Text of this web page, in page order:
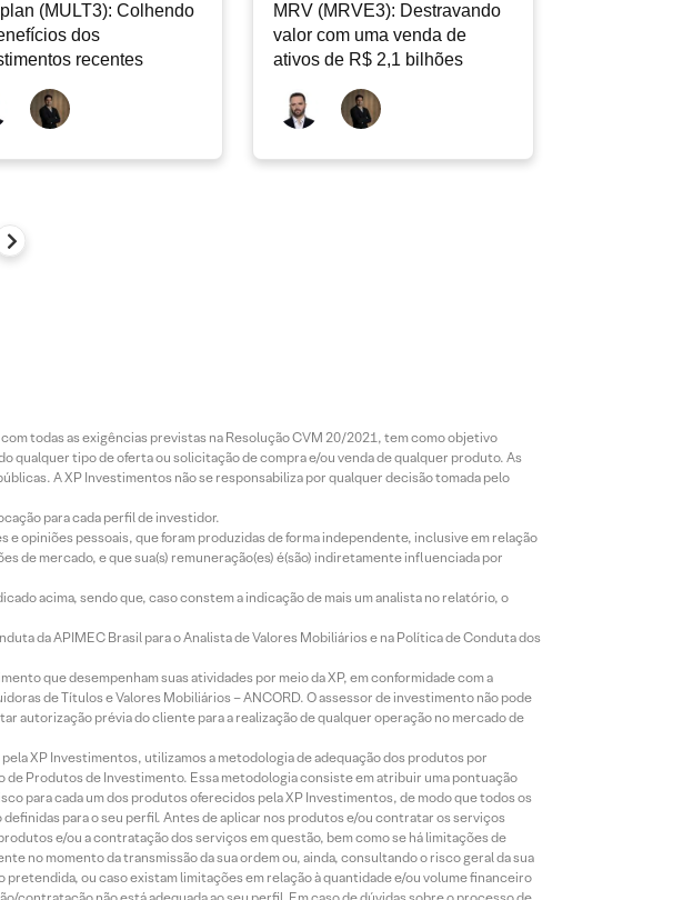
(MULT3): Colhendo
dos
recentes
MRV (MRVE3): Destravando
valor com uma venda de
ativos de R$ 2,1 bilhões
todas as exigências previstas na Resolução CVM 20/2021, tem como objetivo
tipo de oferta ou solicitação de compra e/ou venda de qualquer produto. As
A XP Investimentos não se responsabiliza por qualquer decisão tomada pelo
para cada perfil de investidor.
opiniões pessoais, que foram produzidas de forma independente, inclusive em relação
de mercado, e que sua(s) remuneração(es) é(são) indiretamente influenciada por
acima, sendo que, caso constem a indicação de mais um analista no relatório, o
da APIMEC Brasil para o Analista de Valores Mobiliários e na Política de Conduta dos
que desempenham suas atividades por meio da XP, em conformidade com a
de Títulos e Valores Mobiliários – ANCORD. O assessor de investimento não pode
prévia do cliente para a realização de qualquer operação no mercado de
XP Investimentos, utilizamos a metodologia de adequação dos produtos por
Produtos de Investimento. Essa metodologia consiste em atribuir uma pontuação
para cada um dos produtos oferecidos pela XP Investimentos, de modo que todos os
para o seu perfil. Antes de aplicar nos produtos e/ou contratar os serviços
e/ou a contratação dos serviços em questão, bem como se há limitações de
no momento da transmissão da sua ordem ou, ainda, consultando o risco geral da sua
ou caso existam limitações em relação à quantidade e/ou volume financeiro